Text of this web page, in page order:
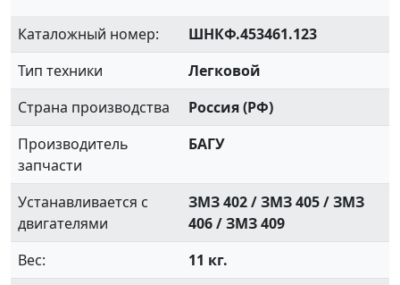
Каталожный номер:
ШНКФ.453461.123
Тип техники
Легковой
Страна производства
Россия (РФ)
Производитель
запчасти
БАГУ
Устанавливается с
двигателями
ЗМЗ 402 / ЗМЗ 405 / ЗМЗ
406 / ЗМЗ 409
Вес:
11 кг.